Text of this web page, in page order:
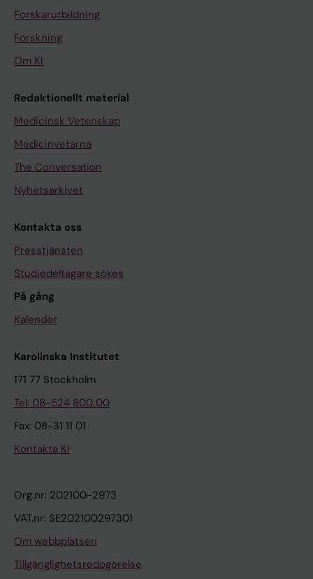
Forskarutbildning
Forskning
Om KI
Redaktionellt material
Medicinsk Vetenskap
Medicinvetarna
The Conversation
Nyhetsarkivet
Kontakta oss
Presstjänsten
Studiedeltagare sökes
På gång
Kalender
Karolinska Institutet
171 77 Stockholm
Tel: 08-524 800 00
Fax: 08-31 11 01
Kontakta KI
Org.nr: 202100-2973
VAT.nr: SE202100297301
Om webbplatsen
Tillgänglighetsredogörelse